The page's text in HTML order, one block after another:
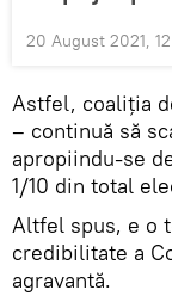
20 August 2021,
Astfel, coaliția
– continuă să
apropiindu-se
1/10 din total
Altfel spus, e o
credibilitate a
agravantă.